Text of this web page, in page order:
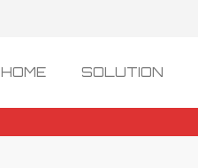
HOME SOLUTION